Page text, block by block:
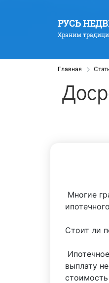
РУСЬ
Храним
Главная
Многие
Стоит ли
выплату